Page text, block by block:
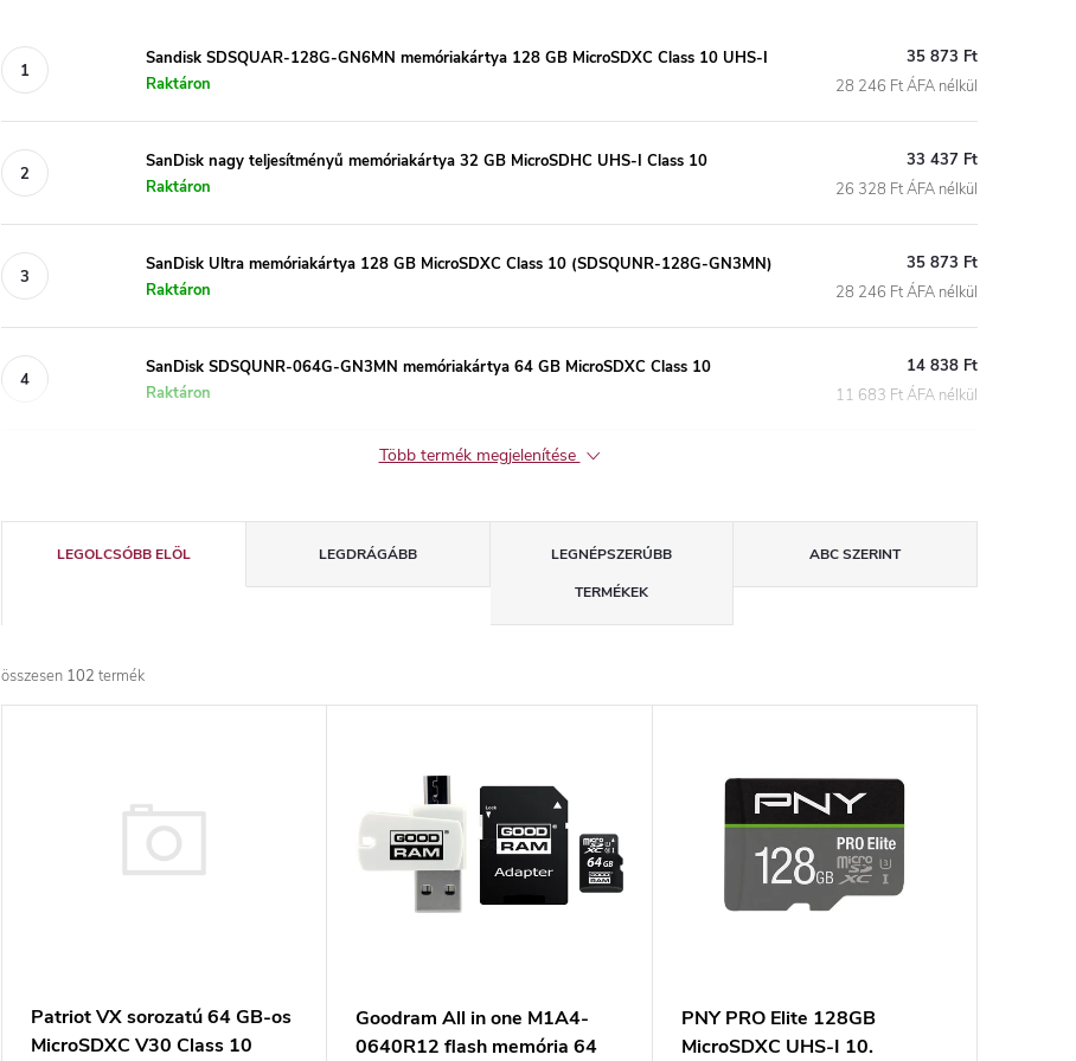
Sandisk SDSQUAR-128G-GN6MN memóriakártya 128 GB MicroSDXC Class 10 UHS-I
Raktáron
35 873 Ft
28 246 Ft ÁFA nélkül
SanDisk nagy teljesítményű memóriakártya 32 GB MicroSDHC UHS-I Class 10
Raktáron
33 437 Ft
26 328 Ft ÁFA nélkül
SanDisk Ultra memóriakártya 128 GB MicroSDXC Class 10 (SDSQUNR-128G-GN3MN)
Raktáron
35 873 Ft
28 246 Ft ÁFA nélkül
SanDisk SDSQUNR-064G-GN3MN memóriakártya 64 GB MicroSDXC Class 10
Raktáron
14 838 Ft
11 683 Ft ÁFA nélkül
Több termék megjelenítése
e
r
m
LEGOLCSÓBB ELÖL LEGDRÁGÁBB
LEGNÉPSZERŰBB
TERMÉKEK
ABC SZERINT
összesen 102 termék
Patriot VX sorozatú 64 GB-os
MicroSDXC V30 Class 10
Goodram All in one M1A4-
0640R12 flash memória 64
PNY PRO Elite 128GB
MicroSDXC UHS-I 10.